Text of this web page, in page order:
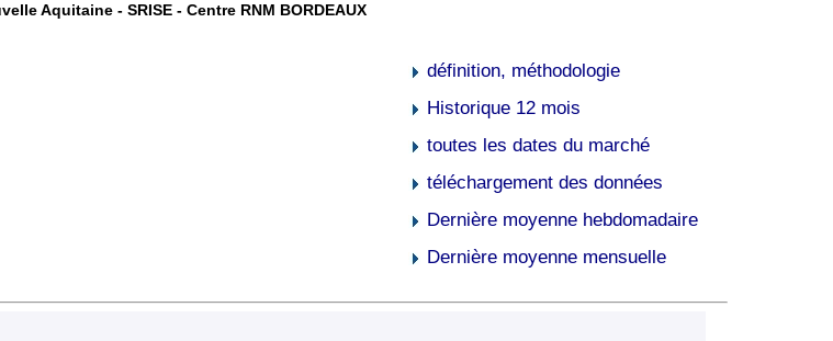
Aquitaine - SRISE - Centre RNM BORDEAUX
définition, méthodologie
Historique 12 mois
toutes les dates du marché
téléchargement des données
Dernière moyenne hebdomadaire
Dernière moyenne mensuelle